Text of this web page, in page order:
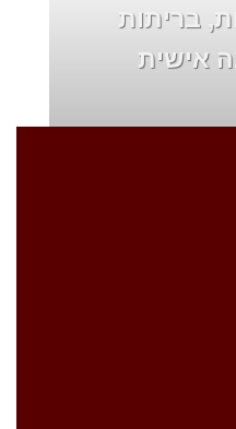
בריתות
אישית